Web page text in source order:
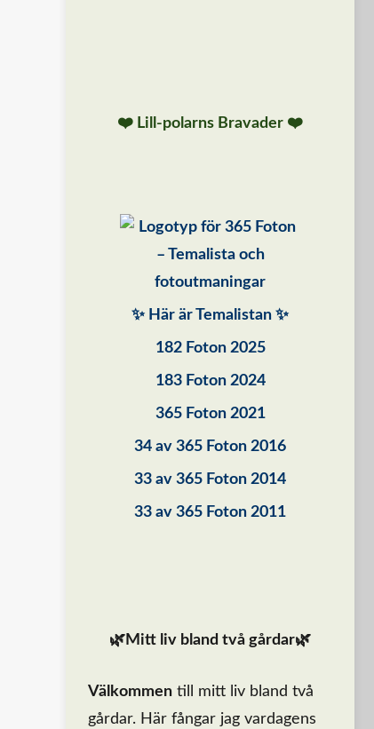
❤️ Lill-polarns Bravader ❤️
✨ Här är Temalistan ✨
182 Foton 2025
183 Foton 2024
365 Foton 2021
34 av 365 Foton 2016
33 av 365 Foton 2014
33 av 365 Foton 2011
🌿Mitt liv bland två gårdar🌿
Välkommen till mitt liv bland två
gårdar. Här fångar jag vardagens